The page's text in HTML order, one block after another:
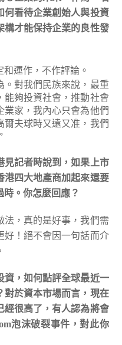
何看待企業創始人與投資
構才能保持企業的良性發
運作，不作評論。
。對我們民族來說，最重
能夠投資社會，推動社會
業家，我內心只會為他們
爾夫球時又遠又准，我們
見記者時說到，如果上市
港四大地產商加起來還要
時。你怎麼回應？
法，真的是好事，我們需
好！絕不會因一句話而介
資，如何點評全球最近一
對於資本市場而言，現在
經很高了，有人認為將會
泡沫破裂事件，對此你